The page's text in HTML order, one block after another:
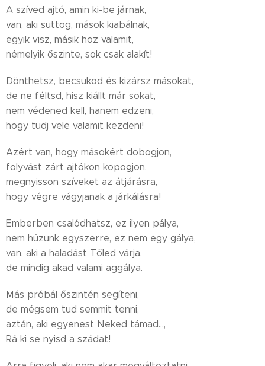
A szíved ajtó, amin ki-be járnak,
van, aki suttog, mások kiabálnak,
egyik visz, másik hoz valamit,
némelyik őszinte, sok csak alakít!
Dönthetsz, becsukod és kizársz másokat,
de ne féltsd, hisz kiállt már sokat,
nem védened kell, hanem edzeni,
hogy tudj vele valamit kezdeni!
Azért van, hogy másokért dobogjon,
folyvást zárt ajtókon kopogjon,
megnyisson szíveket az átjárásra,
hogy végre vágyjanak a járkálásra!
Emberben csalódhatsz, ez ilyen pálya,
nem húzunk egyszerre, ez nem egy gálya,
van, aki a haladást Tőled várja,
de mindig akad valami aggálya.
Más próbál őszintén segíteni,
de mégsem tud semmit tenni,
aztán, aki egyenest Neked támad...,
Rá ki se nyisd a szádat!